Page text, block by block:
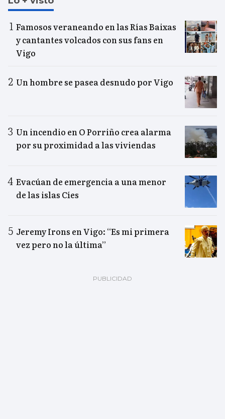
Famosos veraneando en las Rías Baixas
y cantantes volcados con sus fans en
Vigo
Un hombre se pasea desnudo por Vigo
Un incendio en O Porriño crea alarma
por su proximidad a las viviendas
Evacúan de emergencia a una menor
de las islas Cíes
Jeremy Irons en Vigo: “Es mi primera
vez pero no la última”